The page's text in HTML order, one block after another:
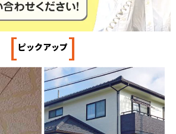
[ピックアップ]